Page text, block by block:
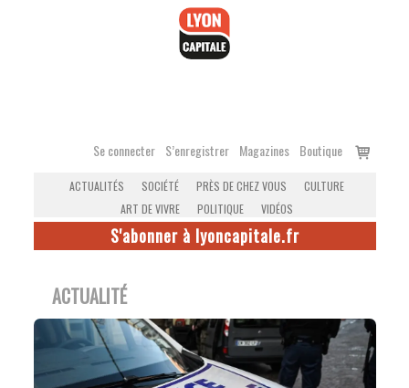
Se connecter S’enregistrer Magazines Boutique
Voir
ACTUALITÉS SOCIÉTÉ PRÈS DE CHEZ VOUS
CULTURE
ART DE VIVRE
POLITIQUE VIDÉOS
S'abonner à lyoncapitale.fr
ACTUALITÉ